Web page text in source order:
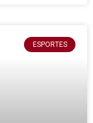
ESPORTES